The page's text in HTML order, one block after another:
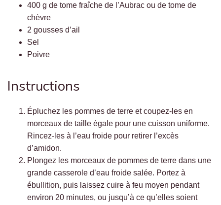
400 g de tome fraîche de l’Aubrac ou de tome de
chèvre
2 gousses d’ail
Sel
Poivre
Instructions
Épluchez les pommes de terre et coupez-les en
morceaux de taille égale pour une cuisson uniforme.
Rincez-les à l’eau froide pour retirer l’excès
d’amidon.
Plongez les morceaux de pommes de terre dans une
grande casserole d’eau froide salée. Portez à
ébullition, puis laissez cuire à feu moyen pendant
environ 20 minutes, ou jusqu’à ce qu’elles soient